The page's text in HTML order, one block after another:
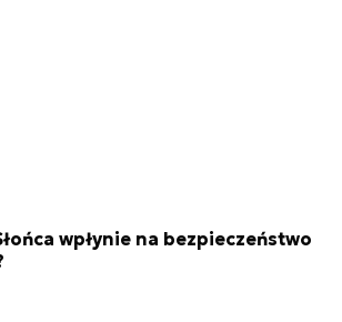
wpłynie na bezpieczeństwo